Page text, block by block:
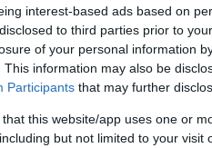
interest-based ads based on
to third parties prior to
of your personal information
This information may also be
Participants that may further
that this website/app uses one or
but not limited to your